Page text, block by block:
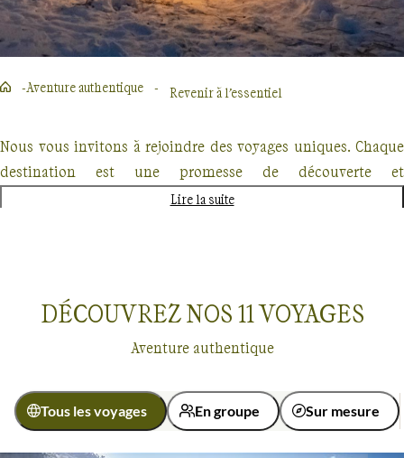
Aventure authentique
Aventure authentique Revenir à l’essentiel
Nous vous invitons à rejoindre des voyages uniques. Chaque
destination est une promesse de découverte et
d'émerveillement. L'Algarve, le Vietnam, les Pyrénées... ces
l'aventure authentique ?
Lire la suite
DÉCOUVREZ NOS 11VOYAGES
Aventure authentique
Tous les voyages En groupe Sur mesure